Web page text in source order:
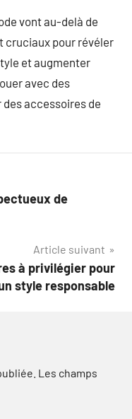
vont au-delà de
cruciaux pour révéler
et augmenter
avec des
accessoires de
de
Article suivant
à privilégier pour
style responsable
Les champs